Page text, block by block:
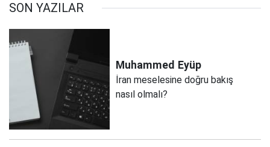
SON YAZILAR
Muhammed Eyüp
İran meselesine doğru bakış
nasıl olmalı?